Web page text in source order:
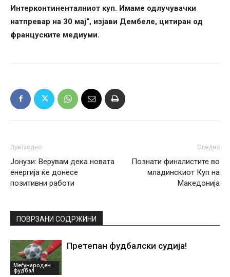
Интерконтиненталниот куп. Имаме одлучувачки
натпревар на 30 мај“, изјави Дембеле, цитиран од
француските медиуми.
Претходно
Јонузи: Верувам дека новата
енергија ќе донесе
позитивни работи
Следно
Познати финалистите во
младинскиот Куп на
Македонија
ПОВРЗАНИ СОДРЖИНИ
Меѓународен
фудбал
Претепан фудбалски судија!